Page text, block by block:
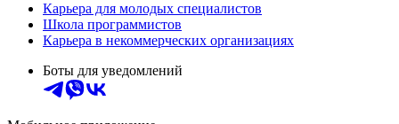
Карьера для молодых специалистов
Школа программистов
Карьера в некоммерческих организациях
Боты для уведомлений